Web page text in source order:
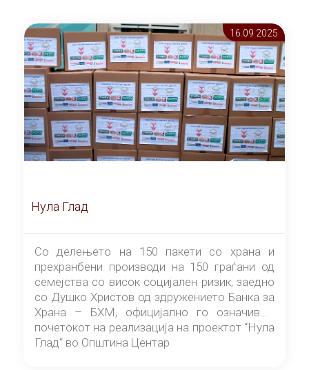
16.09 2025
Нула Глад
Со делењето на 150 пакети со храна и
прехранбени производи на 150 граѓани од
семејства со висок социјален ризик, заедно
со Душко Христов од здружението Банка за
Храна – БХМ, официјално го означивме
почетокот на реализација на проектот “Нула
Глад“ во Општина Центар